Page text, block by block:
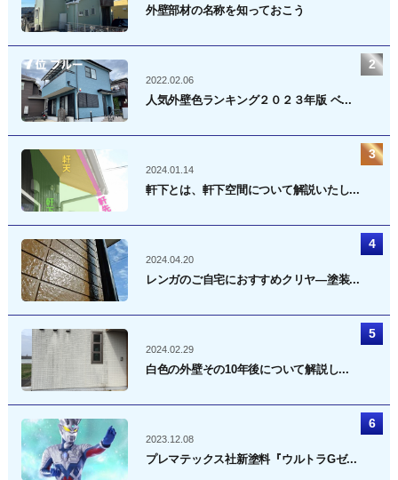
外壁部材の名称を知っておこう
2022.02.06
人気外壁色ランキング２０２３年版 ベ...
2024.01.14
軒下とは、軒下空間について解説いたし...
2024.04.20
レンガのご自宅におすすめクリヤ―塗装...
2024.02.29
白色の外壁その10年後について解説し...
2023.12.08
プレマテックス社新塗料『ウルトラGゼ...